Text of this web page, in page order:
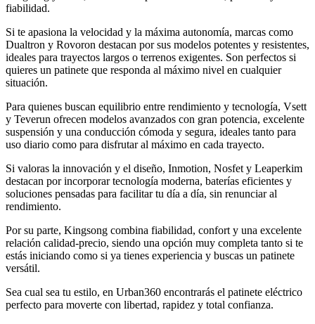
fiabilidad.
Si te apasiona la velocidad y la máxima autonomía, marcas como
Dualtron y Rovoron destacan por sus modelos potentes y resistentes,
ideales para trayectos largos o terrenos exigentes. Son perfectos si
quieres un patinete que responda al máximo nivel en cualquier
situación.
Para quienes buscan equilibrio entre rendimiento y tecnología, Vsett
y Teverun ofrecen modelos avanzados con gran potencia, excelente
suspensión y una conducción cómoda y segura, ideales tanto para
uso diario como para disfrutar al máximo en cada trayecto.
Si valoras la innovación y el diseño, Inmotion, Nosfet y Leaperkim
destacan por incorporar tecnología moderna, baterías eficientes y
soluciones pensadas para facilitar tu día a día, sin renunciar al
rendimiento.
Por su parte, Kingsong combina fiabilidad, confort y una excelente
relación calidad-precio, siendo una opción muy completa tanto si te
estás iniciando como si ya tienes experiencia y buscas un patinete
versátil.
Sea cual sea tu estilo, en Urban360 encontrarás el patinete eléctrico
perfecto para moverte con libertad, rapidez y total confianza.